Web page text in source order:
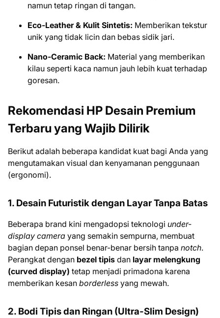
namun tetap ringan di tangan.
Eco-Leather & Kulit Sintetis: Memberikan tekstur
unik yang tidak licin dan bebas sidik jari.
Nano-Ceramic Back: Material yang memberikan
kilau seperti kaca namun jauh lebih kuat terhadap
goresan.
Rekomendasi HP Desain Premium
Terbaru yang Wajib Dilirik
Berikut adalah beberapa kandidat kuat bagi Anda yang
mengutamakan visual dan kenyamanan penggunaan
(ergonomi).
1. Desain Futuristik dengan Layar Tanpa Batas
Beberapa brand kini mengadopsi teknologi under-
display camera yang semakin sempurna, membuat
bagian depan ponsel benar-benar bersih tanpa notch.
Perangkat dengan bezel tipis dan layar melengkung
(curved display) tetap menjadi primadona karena
memberikan kesan borderless yang mewah.
2. Bodi Tipis dan Ringan (Ultra-Slim Design)